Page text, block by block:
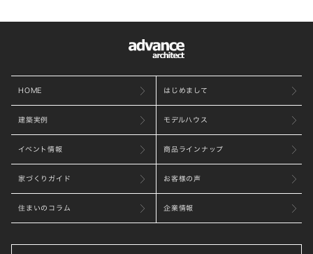
HOME はじめまして
建築実例 モデルハウス
イベント情報 商品ラインナップ
家づくりガイド お客様の声
住まいのコラム 企業情報